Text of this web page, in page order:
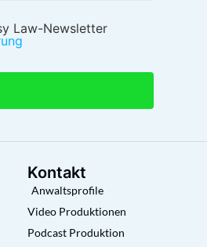
Law-Newsletter
Kontakt
Anwaltsprofile
Video Produktionen
Podcast Produktion